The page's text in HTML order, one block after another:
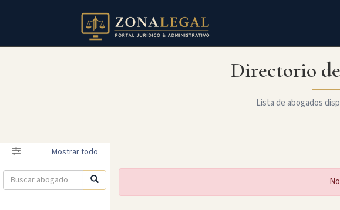
Directorio
Lista de abogados
Filtro Mostrar todo